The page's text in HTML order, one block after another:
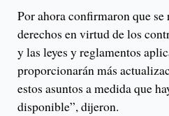
Por ahora confirmaron que
derechos en virtud de los
y las leyes y reglamentos
proporcionarán más
estos asuntos a medida que
disponible”, dijeron.